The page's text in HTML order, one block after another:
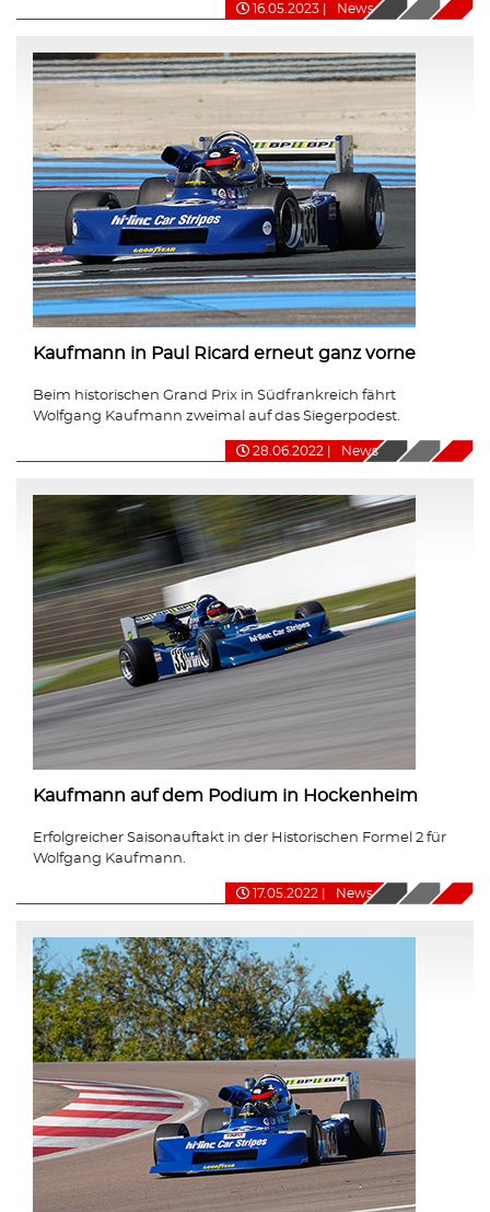
16.05.2023 News
Kaufmann in Paul Ricard erneut ganz vorne
Beim historischen Grand Prix in Südfrankreich fährt
Wolfgang Kaufmann zweimal auf das Siegerpodest.
28.06.2022 News
Kaufmann auf dem Podium in Hockenheim
Erfolgreicher Saisonauftakt in der Historischen Formel 2 für
Wolfgang Kaufmann.
17.05.2022 News